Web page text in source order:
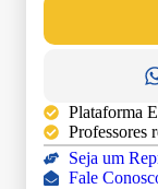
Plataforma
Professores
Seja um
Fale